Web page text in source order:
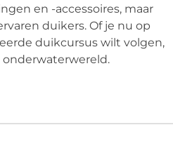
en -accessoires, maar
duikers. Of je nu op
duikcursus wilt volgen,
onderwaterwereld.